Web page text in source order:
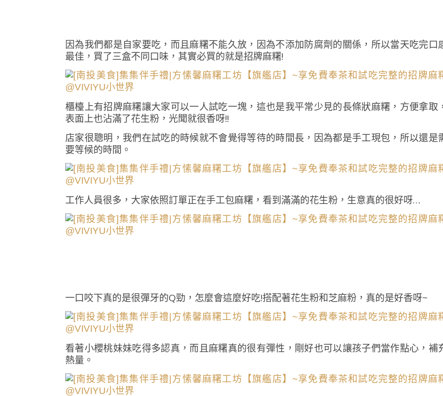
因為我們都是自家要吃，而且麻糬不能久放，因為不添加防腐劑的關係，所以當天吃完口
最佳，買了三盒不同口味，其實必買的就是招牌麻糬!
櫃檯上有招牌麻糬讓大家可以一人試吃一塊，這也是我平常少見的長條狀麻糬，方便拿取
表面上也沾滿了花生粉，光聞就很香呀!!
店家很聰明，我們在試吃的時候就不會覺得等待的時間長，因為都是手工現包，所以還是
要等候的時間。
工作人員很多，大家依照訂單正在手工包麻糬，看到滿滿的花生粉，生意真的很好呀…
一口咬下真的是很彈牙的Q勁，怎麼會這麼好吃!搭配著花生粉和芝麻粉，真的是好香呀~
看著小櫻桃妹妹吃得多認真，而且麻糬真的很有彈性，剛好也可以讓孩子們當作點心，補
熱量。